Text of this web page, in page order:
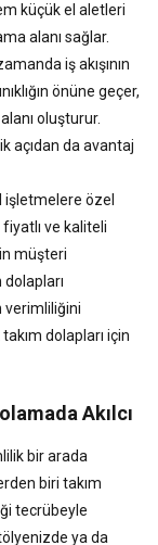
küçük el aletleri
alanı sağlar.
iş akışının
önüne geçer,
oluşturur.
açıdan da avantaj
işletmelere özel
ve kaliteli
müşteri
verimliliğini
dolapları için
Akılcı
bir arada
biri takım
tecrübeyle
ya da